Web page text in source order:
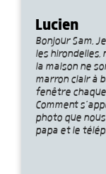
Lucien
Bonjour Sam,
les hirondelles,
la maison ne
marron clair à
fenêtre
Comment
photo que
papa et le